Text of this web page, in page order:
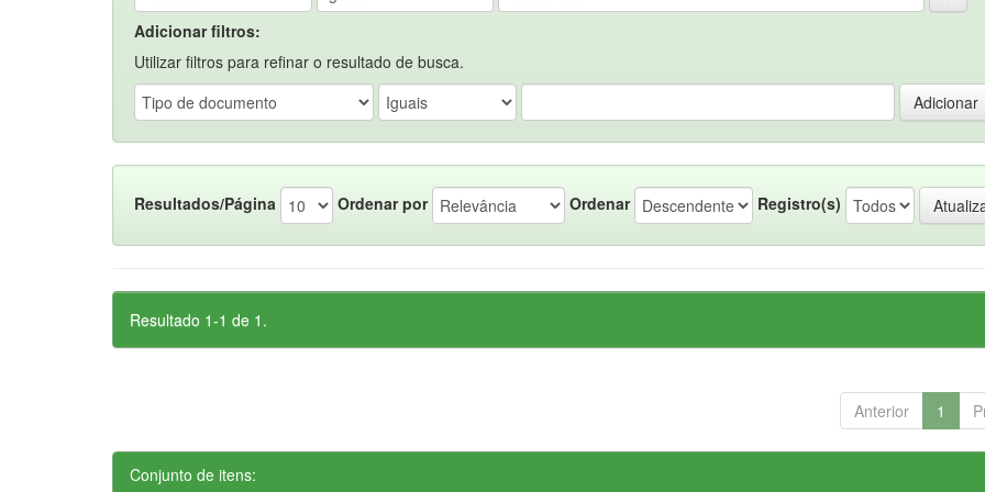
Adicionar filtros:
Utilizar filtros para refinar o resultado de busca.
Resultados/Página Ordenar por Ordenar Registro(s)
Resultado 1-1 de 1.
Anterior 1
Conjunto de itens: